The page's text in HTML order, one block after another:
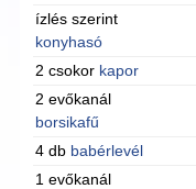
ízlés szerint
konyhasó
2 csokor kapor
2 evőkanál
borsikafű
4 db babérlevél
1 evőkanál